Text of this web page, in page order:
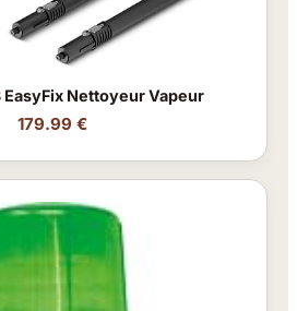
EasyFix Nettoyeur Vapeur
179.99 €